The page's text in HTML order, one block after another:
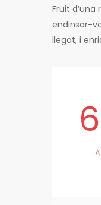
Fruit
endinsar-
llegat, i